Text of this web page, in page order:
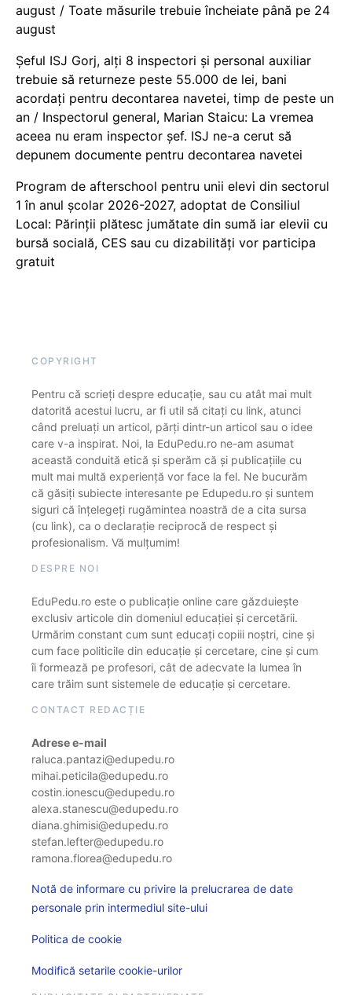
august / Toate măsurile trebuie încheiate până pe 24
august
Șeful ISJ Gorj, alți 8 inspectori și personal auxiliar
trebuie să returneze peste 55.000 de lei, bani
acordați pentru decontarea navetei, timp de peste un
an / Inspectorul general, Marian Staicu: La vremea
aceea nu eram inspector șef. ISJ ne-a cerut să
depunem documente pentru decontarea navetei
Program de afterschool pentru unii elevi din sectorul
1 în anul școlar 2026-2027, adoptat de Consiliul
Local: Părinții plătesc jumătate din sumă iar elevii cu
bursă socială, CES sau cu dizabilităţi vor participa
gratuit
COPYRIGHT
Pentru că scrieți despre educație, sau cu atât mai mult
datorită acestui lucru, ar fi util să citați cu link, atunci
când preluați un articol, părți dintr-un articol sau o idee
care v-a inspirat. Noi, la EduPedu.ro ne-am asumat
această conduită etică și sperăm că și publicațiile cu
mult mai multă experiență vor face la fel. Ne bucurăm
că găsiți subiecte interesante pe Edupedu.ro și suntem
siguri că înțelegeți rugămintea noastră de a cita sursa
(cu link), ca o declarație reciprocă de respect și
profesionalism. Vă mulțumim!
DESPRE NOI
EduPedu.ro este o publicație online care găzduiește
exclusiv articole din domeniul educației și cercetării.
Urmărim constant cum sunt educați copiii noștri, cine și
cum face politicile din educație și cercetare, cine și cum
îi formează pe profesori, cât de adecvate la lumea în
care trăim sunt sistemele de educație și cercetare.
CONTACT REDACȚIE
Adrese e-mail
raluca.pantazi@edupedu.ro
mihai.peticila@edupedu.ro
costin.ionescu@edupedu.ro
alexa.stanescu@edupedu.ro
diana.ghimisi@edupedu.ro
stefan.lefter@edupedu.ro
ramona.florea@edupedu.ro
Notă de informare cu privire la prelucrarea de date
personale prin intermediul site-ului
Politica de cookie
Modifică setarile cookie-urilor